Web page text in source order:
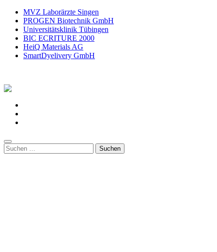
MVZ Laborärzte Singen
PROGEN Biotechnik GmbH
Universitätsklinik Tübingen
BIC ECRITURE 2000
HeiQ Materials AG
SmartDyelivery GmbH
Suchen
nach: